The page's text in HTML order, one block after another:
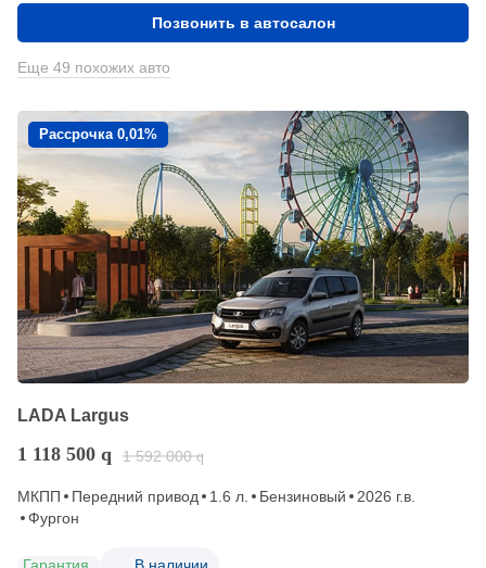
Позвонить в автосалон
Еще 49 похожих авто
Рассрочка 0,01%
LADA Largus
1 118 500 q 1 592 000 q
МКПП Передний привод 1.6 л. Бензиновый
2026 г.в.
Фургон